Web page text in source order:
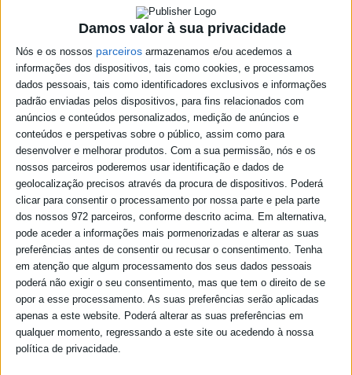
Damos valor à sua privacidade
Nós e os nossos parceiros armazenamos e/ou acedemos a
informações dos dispositivos, tais como cookies, e processamos
dados pessoais, tais como identificadores exclusivos e informações
padrão enviadas pelos dispositivos, para fins relacionados com
anúncios e conteúdos personalizados, medição de anúncios e
conteúdos e perspetivas sobre o público, assim como para
desenvolver e melhorar produtos. Com a sua permissão, nós e os
nossos parceiros poderemos usar identificação e dados de
geolocalização precisos através da procura de dispositivos. Poderá
clicar para consentir o processamento por nossa parte e pela parte
dos nossos 972 parceiros, conforme descrito acima. Em alternativa,
pode aceder a informações mais pormenorizadas e alterar as suas
preferências antes de consentir ou recusar o consentimento. Tenha
em atenção que algum processamento dos seus dados pessoais
poderá não exigir o seu consentimento, mas que tem o direito de se
opor a esse processamento. As suas preferências serão aplicadas
apenas a este website. Poderá alterar as suas preferências em
qualquer momento, regressando a este site ou acedendo à nossa
política de privacidade.
promoveu uma reunião com os moradores do Bairro de São João
para analisar soluções para problemas existentes no Bairro
nomeadamente a utilização indevida dos tanques, a criação das
hortas comunitárias e...
18/07/2025
informação - trânsito condicionado
Em face das obras em curso, informamos que foi interrompida a
circulação e acesso à Travessa do Forno , no troço entre as Ruas
Miguel Fernandes e José Joaquim Fernandes, no Penedo GordoPor
uma questão de precaução e de evitar acidentes solicitamos...
16/07/2025
Informação - pinturas
A Junta de Freguesia vai efetuar nos próximos dias a pintura de
muretes e de outros espaços públicos na zona de expansão
habitacional Beja IV e Zona de expansão habitacional Beja II.
Solicitamos que: respeite o tempo de secagem dos espaço;respeite
as...